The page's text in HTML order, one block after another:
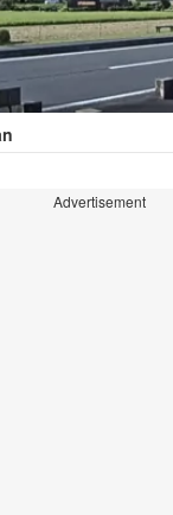
Advertisement